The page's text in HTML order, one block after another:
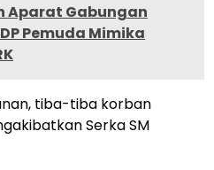
Aparat Gabungan
Pemuda Mimika
tiba-tiba korban
Serka SM